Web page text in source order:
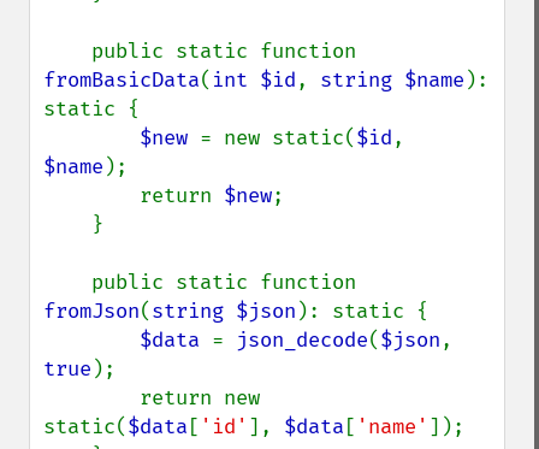
fromBasicData( int $id, string $name ):
static {
$new = new static($id
$name );
        return
$new;
fromJson(string $json ): static {
$data = json_decode($json
true );
static($data [ 'id' ], $data [ 'name' ]);